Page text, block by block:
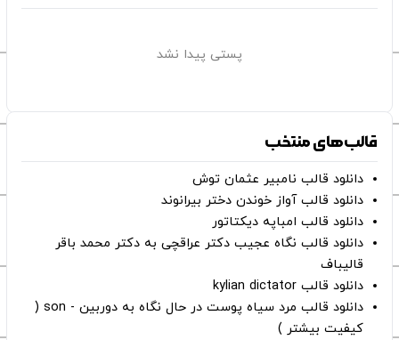
پستی پیدا نشد
قالب‌های منتخب
دانلود قالب نامبیر عثمان ‌توش
دانلود قالب آواز خوندن دختر بیرانوند
دانلود قالب امباپه دیکتاتور
دانلود قالب نگاه عجیب دکتر عراقچی به دکتر محمد باقر
قالیباف
دانلود قالب kylian dictator
دانلود قالب مرد سیاه پوست در حال نگاه به دوربین - son (
کیفیت بیشتر )